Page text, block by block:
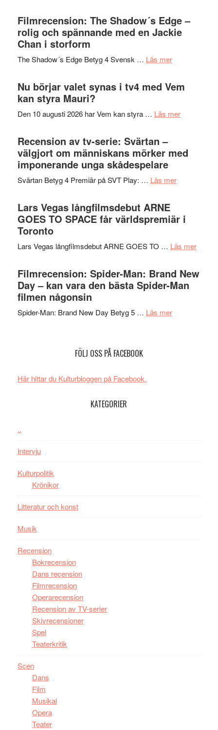
Pöntinen
avslutar
in
till
och
Filmrecension: The Shadow´s Edge –
rolig och spännande med en Jackie
Chan i storform
The Shadow´s Edge Betyg 4 Svensk … Läs merom
Shadow
Edge
och
en
i
Nu börjar valet synas i tv4 med Vem
kan styra Mauri?
Den 10 augusti 2026 har Vem kan styra … Läs merom
valet
synas
kan
Recension av tv-serie: Svärtan –
välgjort om människans mörker med
imponerande unga skådespelare
Svärtan Betyg 4 Premiär på SVT Play: … Läs merom
tv-
serie:
–
om
människans
Lars Vegas långfilmsdebut ARNE
GOES TO SPACE får världspremiär i
Toronto
Lars Vegas långfilmsdebut ARNE GOES TO … Läs merom
Filmrecension: Spider-Man: Brand New
Day – kan vara den bästa Spider-Man
filmen någonsin
Spider-Man: Brand New Day Betyg 5 … Läs merom
FÖLJ OSS PÅ FACEBOOK
Här hittar du Kulturbloggen på Facebook.
KATEGORIER
..
Intervju
Kulturpolitik
Krönikor
Litteratur och konst
Musik
Recension
Bokrecension
Dans recension
Filmrecension
Operarecension
Recension av TV-serier
Skivrecensioner
Spel
Teaterkritik
Scen
Dans
Film
Musikal
Opera
Teater